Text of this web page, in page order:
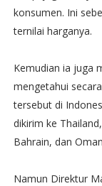
konsumen. Ini
ternilai harganya.
Kemudian ia juga
mengetahui
tersebut di
dikirim ke
Bahrain, dan
Namun Direktur